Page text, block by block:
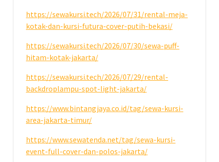
https://sewakursi.tech/2026/07/31/rental-meja-
kotak-dan-kursi-futura-cover-putih-bekasi/
https://sewakursi.tech/2026/07/30/sewa-puff-
hitam-kotak-jakarta/
https://sewakursi.tech/2026/07/29/rental-
backdroplampu-spot-light-jakarta/
https://www.bintangjaya.co.id/tag/sewa-kursi-
area-jakarta-timur/
https://www.sewatenda.net/tag/sewa-kursi-
event-full-cover-dan-polos-jakarta/